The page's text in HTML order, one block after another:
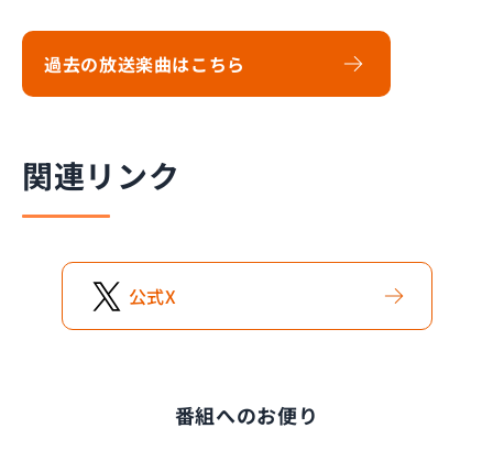
過去の放送楽曲はこちら
関連リンク
公式X
番組へのお便り